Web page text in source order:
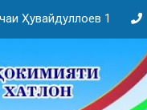
Ҳувайдуллоев 1